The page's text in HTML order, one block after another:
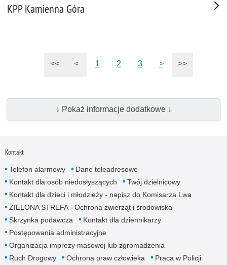
KPP Kamienna Góra
<< < 1 2 3 > >>
↓ Pokaż informacje dodatkowe ↓
Kontakt
Telefon alarmowy
Dane teleadresowe
Kontakt dla osób niedosłyszących
Twój dzielnicowy
Kontakt dla dzieci i młodzieży - napisz do Komisarza Lwa
ZIELONA STREFA - Ochrona zwierząt i środowiska
Skrzynka podawcza
Kontakt dla dziennikarzy
Postępowania administracyjne
Organizacja imprezy masowej lub zgromadzenia
Ruch Drogowy
Ochrona praw człowieka
Praca w Policji